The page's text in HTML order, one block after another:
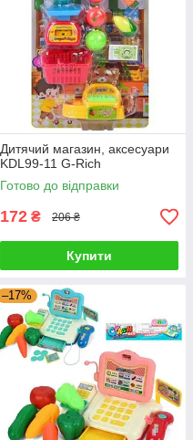
Дитячий магазин, аксесуари
KDL99-11 G-Rich
Готово до відправки
172 ₴ 206 ₴
Купити
–17%